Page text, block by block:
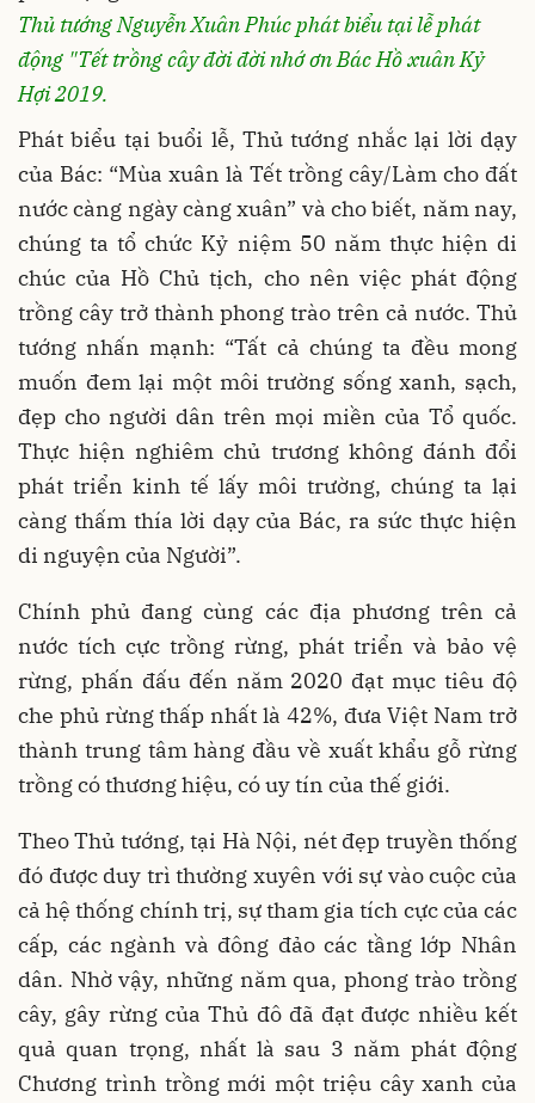
Thủ tướng Nguyễn Xuân Phúc phát biểu tại lễ phát
động "Tết trồng cây đời đời nhớ ơn Bác Hồ xuân Kỷ
Hợi 2019.
Phát biểu tại buổi lễ, Thủ tướng nhắc lại lời dạy
của Bác: “Mùa xuân là Tết trồng cây/Làm cho đất
nước càng ngày càng xuân” và cho biết, năm nay,
chúng ta tổ chức Kỷ niệm 50 năm thực hiện di
chúc của Hồ Chủ tịch, cho nên việc phát động
trồng cây trở thành phong trào trên cả nước. Thủ
tướng nhấn mạnh: “Tất cả chúng ta đều mong
muốn đem lại một môi trường sống xanh, sạch,
đẹp cho người dân trên mọi miền của Tổ quốc.
Thực hiện nghiêm chủ trương không đánh đổi
phát triển kinh tế lấy môi trường, chúng ta lại
càng thấm thía lời dạy của Bác, ra sức thực hiện
di nguyện của Người”.
Chính phủ đang cùng các địa phương trên cả
nước tích cực trồng rừng, phát triển và bảo vệ
rừng, phấn đấu đến năm 2020 đạt mục tiêu độ
che phủ rừng thấp nhất là 42%, đưa Việt Nam trở
thành trung tâm hàng đầu về xuất khẩu gỗ rừng
trồng có thương hiệu, có uy tín của thế giới.
Theo Thủ tướng, tại Hà Nội, nét đẹp truyền thống
đó được duy trì thường xuyên với sự vào cuộc của
cả hệ thống chính trị, sự tham gia tích cực của các
cấp, các ngành và đông đảo các tầng lớp Nhân
dân. Nhờ vậy, những năm qua, phong trào trồng
cây, gây rừng của Thủ đô đã đạt được nhiều kết
quả quan trọng, nhất là sau 3 năm phát động
Chương trình trồng mới một triệu cây xanh của